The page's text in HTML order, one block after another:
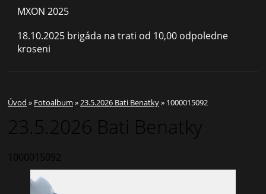
MXON 2025
18.10.2025 brigáda na trati od 10,00 odpoledne
kroseni
Úvod » Fotoalbum »23.5.2026 Bati Benatky» 1000015092
23.5.2026 Bati Benatky
1000015092